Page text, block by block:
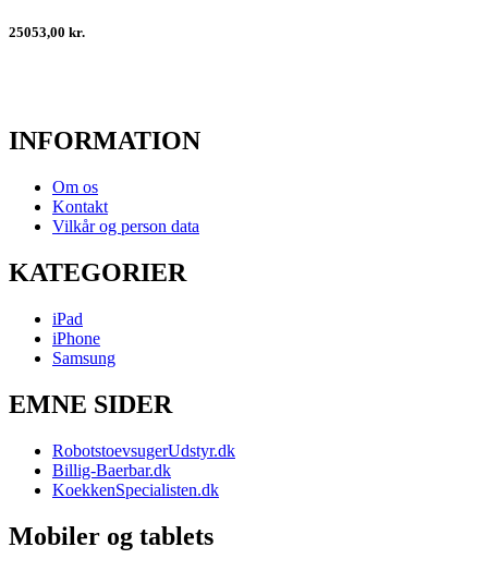
25053,00 kr.
INFORMATION
Om os
Kontakt
Vilkår og person data
KATEGORIER
iPad
iPhone
Samsung
EMNE SIDER
RobotstoevsugerUdstyr.dk
Billig-Baerbar.dk
KoekkenSpecialisten.dk
Mobiler og tablets